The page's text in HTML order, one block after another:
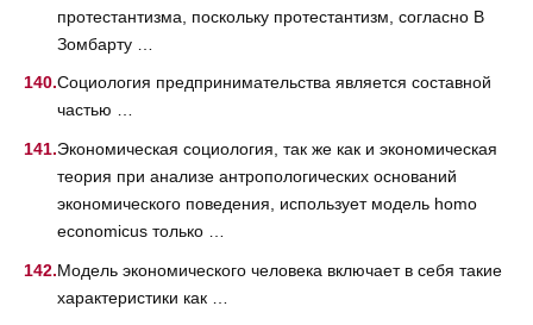
протестантизма, поскольку протестантизм, согласно В
Зомбарту …
Социология предпринимательства является составной
частью …
Экономическая социология, так же как и экономическая
теория при анализе антропологических оснований
экономического поведения, использует модель homo
economicus только …
Модель экономического человека включает в себя такие
характеристики как …